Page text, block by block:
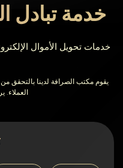
خدمة تبادل
يقوم مكتب الصرافة لدينا بالتحقق
العملاء.